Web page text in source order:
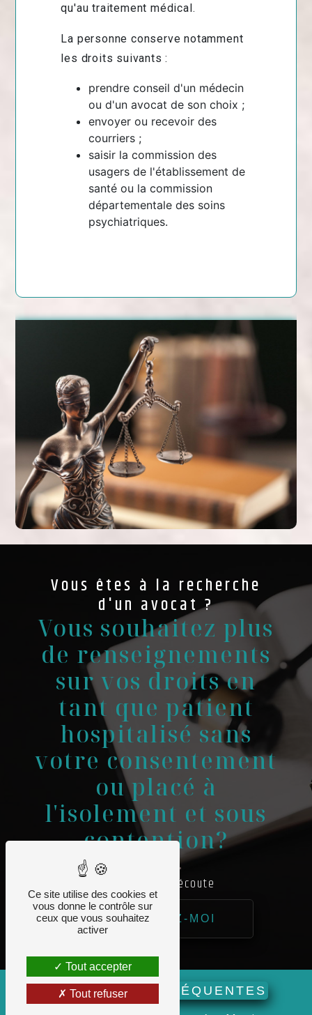
qu'au traitement médical.
La personne conserve notamment
les droits suivants :
prendre conseil d'un médecin
ou d'un avocat de son choix ;
envoyer ou recevoir des
courriers ;
saisir la commission des
usagers de l'établissement de
santé ou la commission
départementale des soins
psychiatriques.
Vous êtes à la recherche
d'un avocat ?
Vous souhaitez plus
de renseignements
sur vos droits en
tant que patient
hospitalisé sans
votre consentement
ou placé à
l'isolement et sous
contention?
Je suis à votre écoute
CONTACTEZ-MOI
RECHERCHES FRÉQUENTES
Ce site utilise des cookies et
vous donne le contrôle sur
ceux que vous souhaitez
activer
Tout accepter
Tout refuser